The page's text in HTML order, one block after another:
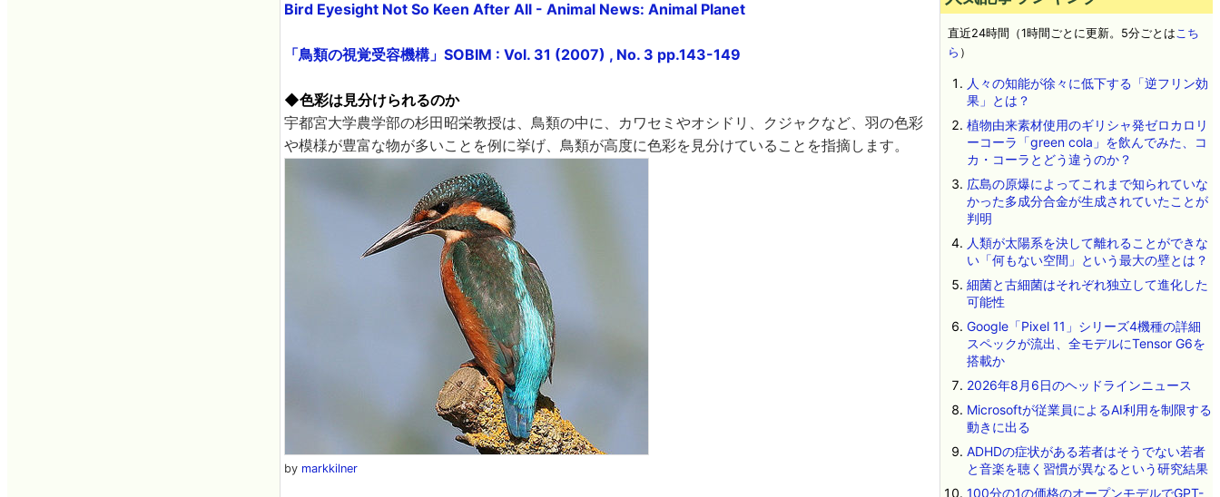
Bird Eyesight Not So Keen After All - Animal News: Animal Planet
「鳥類の視覚受容機構」SOBIM : Vol. 31 (2007) , No. 3 pp.143-149
◆色彩は見分けられるのか
宇都宮大学農学部の杉田昭栄教授は、鳥類の中に、カワセミやオシドリ、クジャクなど、羽の色彩
や模様が豊富な物が多いことを例に挙げ、鳥類が高度に色彩を見分けていることを指摘します。
by markkilner
直近24時間（1時間ごとに更新。5分ごとはこち
ら ）
人々の知能が徐々に低下する「逆フリン効
果」とは？
植物由来素材使用のギリシャ発ゼロカロリ
ーコーラ「green cola」を飲んでみた、コ
カ・コーラとどう違うのか？
広島の原爆によってこれまで知られていな
かった多成分合金が生成されていたことが
判明
人類が太陽系を決して離れることができな
い「何もない空間」という最大の壁とは？
細菌と古細菌はそれぞれ独立して進化した
可能性
Google「Pixel 11」シリーズ4機種の詳細
スペックが流出、全モデルにTensor G6を
搭載か
2026年8月6日のヘッドラインニュース
Microsoftが従業員によるAI利用を制限する
動きに出る
ADHDの症状がある若者はそうでない若者
と音楽を聴く習慣が異なるという研究結果
100分の1の価格のオープンモデルでGPT-